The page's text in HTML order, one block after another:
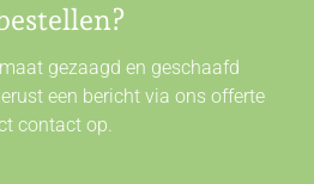
gezaagd en geschaafd
een bericht via ons offerte
contactop.